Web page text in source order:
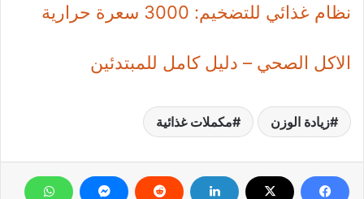
نظام غذائي للتضخيم: 3000 سعرة حرارية
الاكل الصحي – دليل كامل للمبتدئين
زيادة الوزن مكملات غذائية